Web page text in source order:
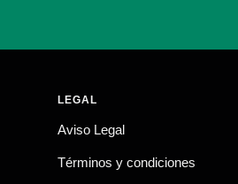
LEGAL
Aviso Legal
Términos y condiciones